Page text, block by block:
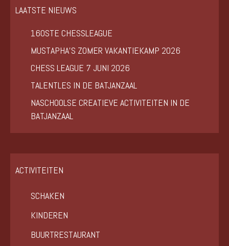
LAATSTE NIEUWS
160STE CHESSLEAGUE
MUSTAPHA’S ZOMER VAKANTIEKAMP 2026
CHESS LEAGUE 7 JUNI 2026
TALENTLES IN DE BATJANZAAL
NASCHOOLSE CREATIEVE ACTIVITEITEN IN DE
BATJANZAAL
ACTIVITEITEN
SCHAKEN
KINDEREN
BUURTRESTAURANT